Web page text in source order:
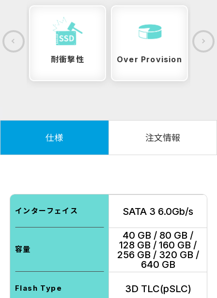
耐衝撃性 Over Provision
仕様 注文情報
インターフェイス SATA 3 6.0Gb/s
容量
40 GB / 80 GB /
128 GB / 160 GB /
256 GB / 320 GB /
640 GB
Flash Type 3D TLC(pSLC)